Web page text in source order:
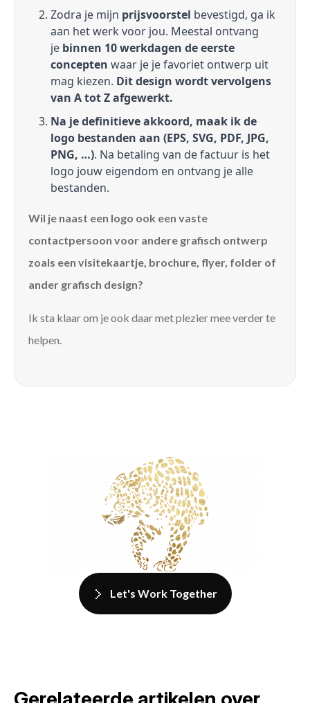
Zodra je mijn prijsvoorstel bevestigd, ga ik
aan het werk voor jou. Meestal ontvang
je binnen 10 werkdagen de eerste
concepten waar je je favoriet ontwerp uit
mag kiezen. Dit design wordt vervolgens
van A tot Z afgewerkt.
Na je definitieve akkoord, maak ik de
logo bestanden aan (EPS, SVG, PDF, JPG,
PNG, …). Na betaling van de factuur is het
logo jouw eigendom en ontvang je alle
bestanden.
Wil je naast een logo ook een vaste
contactpersoon voor andere grafisch ontwerp
zoals een visitekaartje, brochure, flyer, folder of
ander grafisch design?
Ik sta klaar om je ook daar met plezier mee verder te
helpen.
Let's Work Together